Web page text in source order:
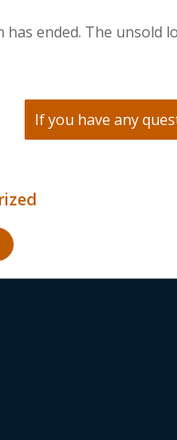
has ended. The unsold
If you have any